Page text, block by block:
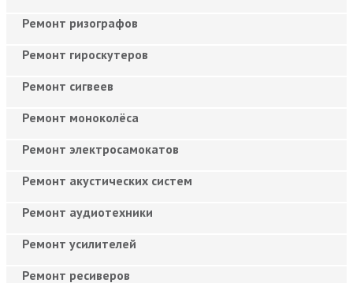
Ремонт ризографов
Ремонт гироскутеров
Ремонт сигвеев
Ремонт моноколёса
Ремонт электросамокатов
Ремонт акустических систем
Ремонт аудиотехники
Ремонт усилителей
Ремонт ресиверов